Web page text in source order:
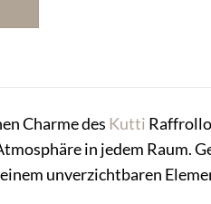
Charme des Kutti
in jedem Raum.
unverzichtbaren